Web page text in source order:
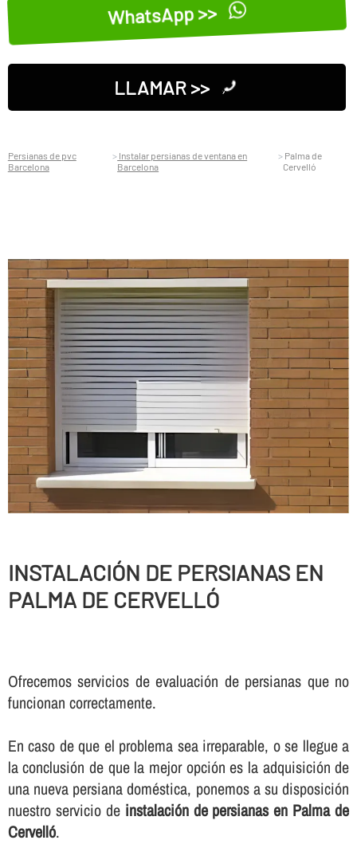
WhatsApp >>
LLAMAR >>
Persianas de pvc
Barcelona
Instalar persianas de ventana en
Barcelona
Palma de
Cervelló
INSTALACIÓN DE PERSIANAS EN
PALMA DE CERVELLÓ
Ofrecemos servicios de evaluación de persianas que no
funcionan correctamente.
En caso de que el problema sea irreparable, o se llegue a
la conclusión de que la mejor opción es la adquisición de
una nueva persiana doméstica, ponemos a su disposición
nuestro servicio de instalación de persianas en Palma de
Cervelló.